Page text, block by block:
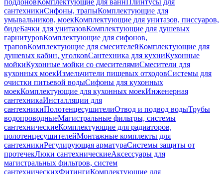
поддоновКомплектующие для ваннПлинтусы для
сантехникиСифоны, трапыКомплектующие для
умывальников, моекКомплектующие для унитазов, писсуаров,
бидеБачки для унитазовКомплектующие для душевых
гарнитуровКомплектующие для сифонов,
траповКомплектующие для смесителейКомплектующие для
душевых кабин, уголковСантехника для кухниКухонные
мойкиКухонные мойки со смесителямиСмесители для
кухонных моекИзмельчители пищевых отходовСистемы для
очистки питьевой водыСифоны для кухонных
моекКомплектующие для кухонных моекИнженерная
сантехникаИнсталляции для
сантехникиПолотенцесушителиОтвод и подвод водыТрубы
водопроводныеМагистральные фильтры, системы
сантехническиеКомплектующие для радиаторов,
полотенцесушителейМонтажные комплекты для
сантехникиРегулирующая арматураСистемы защиты от
протечекЛюки сантехническиеАксессуары для
магистральных фильтров, систем
сантехническихФитингиКомплектующие для